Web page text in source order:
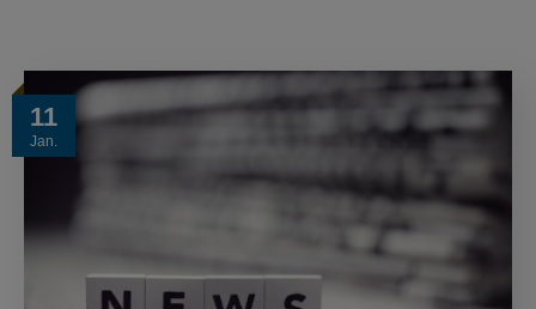
11
Jan.